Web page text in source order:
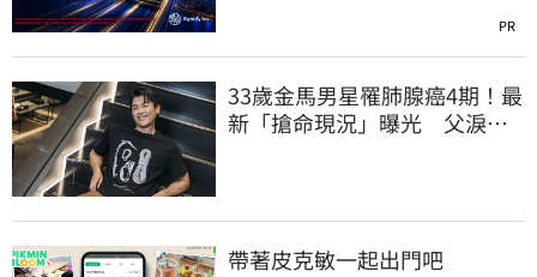
PR
33歲金馬男星罹肺腺癌4期！最
新「搶命現況」曝光 父淚
帶著皮克敏一起出門吧